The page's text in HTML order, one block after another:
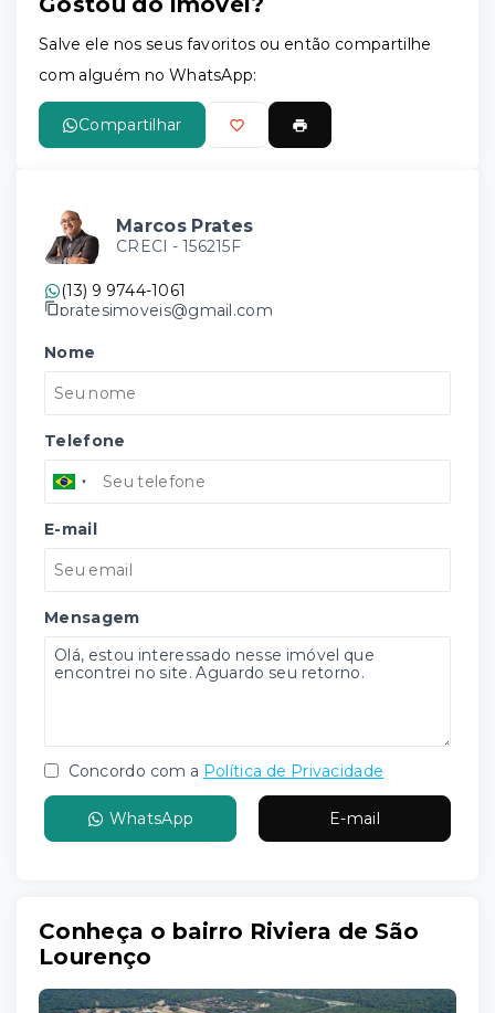
Salve ele nos seus favoritos ou então compartilhe
com alguém no WhatsApp:
Compartilhar
Marcos Prates
CRECI - 156215F
(13) 9 9744-1061
pratesimoveis@gmail.com
Nome
Telefone
E-mail
Mensagem
Concordo com a Política de Privacidade
WhatsApp E-mail
Conheça o bairro Riviera de São
Lourenço